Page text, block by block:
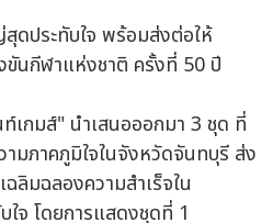
เกมส์" นำเสนอออกมา 3 ชุด ที่
มภาคภูมิใจในจังหวัดจันทบุรี ส่ง
ลิมฉลองความสำเร็จใน
ใจ โดยการแสดงชุดที่ 1